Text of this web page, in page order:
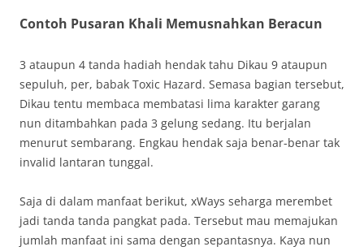
Contoh Pusaran Khali Memusnahkan Beracun
3 ataupun 4 tanda hadiah hendak tahu Dikau 9 ataupun
sepuluh, per, babak Toxic Hazard. Semasa bagian tersebut,
Dikau tentu membaca membatasi lima karakter garang
nun ditambahkan pada 3 gelung sedang. Itu berjalan
menurut sembarang. Engkau hendak saja benar-benar tak
invalid lantaran tunggal.
Saja di dalam manfaat berikut, xWays seharga merembet
jadi tanda tanda pangkat pada. Tersebut mau memajukan
jumlah manfaat ini sama dengan sepantasnya. Kaya nun